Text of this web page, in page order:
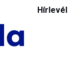
Hírlevél